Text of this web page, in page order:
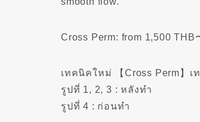
Cross Perm: from 1,500 THB
เทคนิคใหม่ 【Cross Perm】
รูปที่ 1, 2, 3 : หลังทำ
รูปที่ 4 : ก่อนทำ